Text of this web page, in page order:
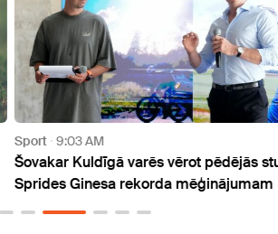
varēs vērot pēdējās stundas
rekorda mēģinājumam